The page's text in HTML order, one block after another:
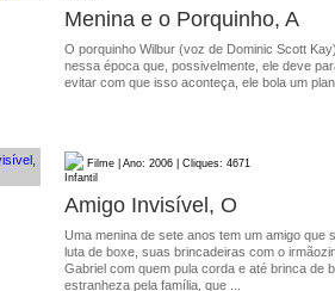
Menina e o Porquinho, A
O porquinho Wilbur (voz de Dominic Scott
nessa época que, possivelmente, ele deve
evitar com que isso aconteça, ele bola um
Filme | Ano: 2006 | Cliques: 4671
Infantil
Amigo Invisível, O
Uma menina de sete anos tem um amigo
luta de boxe, suas brincadeiras com o
Gabriel com quem pula corda e até brinca de
estranheza pela família, que ...